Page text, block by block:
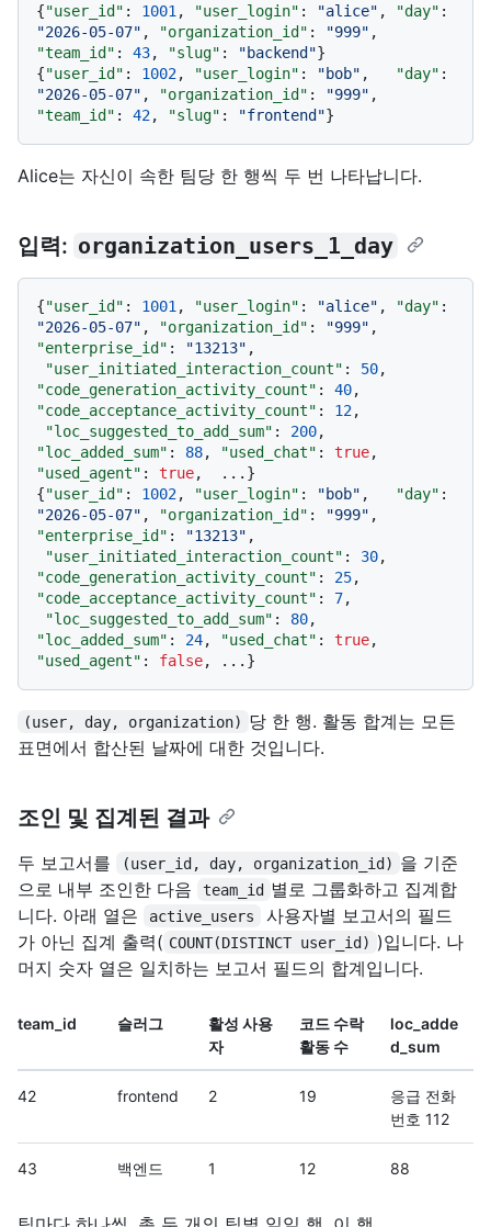
{"user_id" : 1001 , "user_login" : "alice" , "day" :
"2026-05-07" , "organization_id" : "999" ,
"team_id" : 43, "slug" : "backend"}
{"user_id" : 1002, "user_login" : "bob" , "day" :
"2026-05-07" , "organization_id" : "999" ,
"team_id" : 42, "slug" : "frontend"}
Alice는 자신이 속한 팀당 한 행씩 두 번 나타납니다.
입력: organization_users_1_day
{"user_id" : 1001 , "user_login" : "alice" , "day" :
"2026-05-07" , "organization_id" : "999" ,
"enterprise_id" : "13213" ,
"user_initiated_interaction_count" : 50,
"code_generation_activity_count" : 40,
"code_acceptance_activity_count" : 12,
"loc_suggested_to_add_sum" : 200,
"loc_added_sum" : 88, "used_chat" : true,
"used_agent" : true,
  ...
}
{"user_id" : 1002, "user_login" : "bob" , "day" :
"2026-05-07" , "organization_id" : "999" ,
"enterprise_id" : "13213" ,
"user_initiated_interaction_count" : 30,
"code_generation_activity_count" : 25,
"code_acceptance_activity_count" : 7,
"loc_suggested_to_add_sum" : 80,
"loc_added_sum" : 24, "used_chat" : true,
"used_agent" : false, ... }
(user, day, organization) 당 한 행. 활동 합계는 모든
표면에서 합산된 날짜에 대한 것입니다.
조인 및 집계된 결과
두 보고서를 (user_id, day, organization_id) 을 기준
으로 내부 조인한 다음
team_id 별로 그룹화하고 집계합
니다. 아래 열은
active_users
사용자별 보고서의 필드
가 아닌 집계 출력( COUNT(DISTINCT user_id) )입니다. 나
머지 숫자 열은 일치하는 보고서 필드의 합계입니다.
team_id 슬러그
활성 사용
자
코드 수락
활동 수
loc_adde
d_sum
42 frontend 2 19
응급 전화
번호 112
43 백엔드 1 12 88